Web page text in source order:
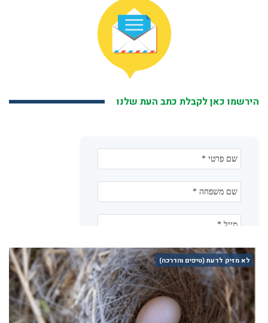
הירשמו כאן לקבלת כתב העת שלנו
לא מזיק לדעת (טיפים והדרכה)